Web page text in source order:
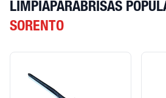
LIMPIAPARABRISAS
SORENTO